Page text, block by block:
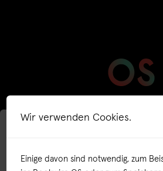
Wir verwenden Cookies.
Einige davon sind notwendig, zum